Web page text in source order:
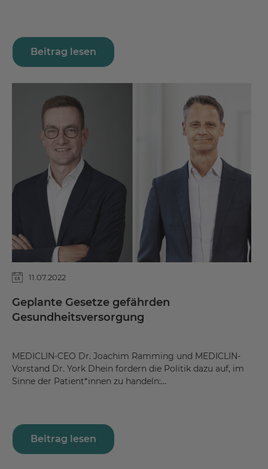
Beitrag lesen
11.07.2022
Geplante Gesetze gefährden
Gesundheitsversorgung
MEDICLIN-CEO Dr. Joachim Ramming und MEDICLIN-
Vorstand Dr. York Dhein fordern die Politik dazu auf, im
Sinne der Patient*innen zu handeln:…
Beitrag lesen